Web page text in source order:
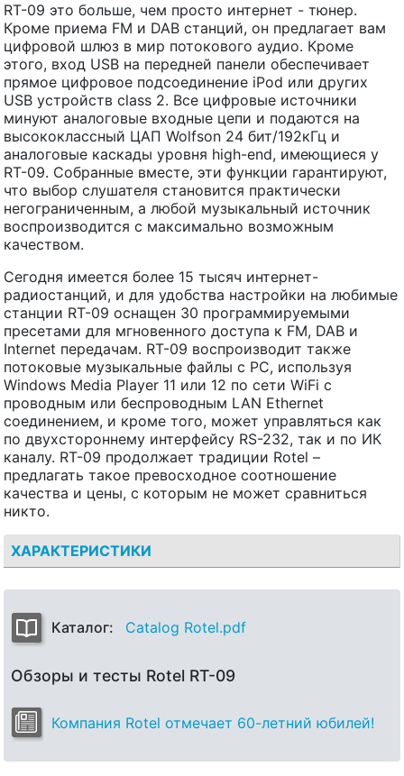
RT-09 это больше, чем просто интернет - тюнер.
Кроме приема FM и DAB станций, он предлагает вам
цифровой шлюз в мир потокового аудио. Кроме
этого, вход USB на передней панели обеспечивает
прямое цифровое подсоединение iPod или других
USB устройств class 2. Все цифровые источники
минуют аналоговые входные цепи и подаются на
высококлассный ЦАП Wolfson 24 бит/192кГц и
аналоговые каскады уровня high-end, имеющиеся у
RT-09. Собранные вместе, эти функции гарантируют,
что выбор слушателя становится практически
негограниченным, а любой музыкальный источник
воспроизводится с максимально возможным
качеством.
Сегодня имеется более 15 тысяч интернет-
радиостанций, и для удобства настройки на любимые
станции RT-09 оснащен 30 программируемыми
пресетами для мгновенного доступа к FM, DAB и
Internet передачам. RT-09 воспроизводит также
потоковые музыкальные файлы с PC, используя
Windows Media Player 11 или 12 по сети WiFi с
проводным или беспроводным LAN Ethernet
соединением, и кроме того, может управляться как
по двухстороннему интерфейсу RS-232, так и по ИК
каналу. RT-09 продолжает традиции Rotel –
предлагать такое превосходное соотношение
качества и цены, с которым не может сравниться
никто.
ХАРАКТЕРИСТИКИ
Каталог: Catalog Rotel.pdf
Обзоры и тесты Rotel RT-09
Компания Rotel отмечает 60-летний юбилей!